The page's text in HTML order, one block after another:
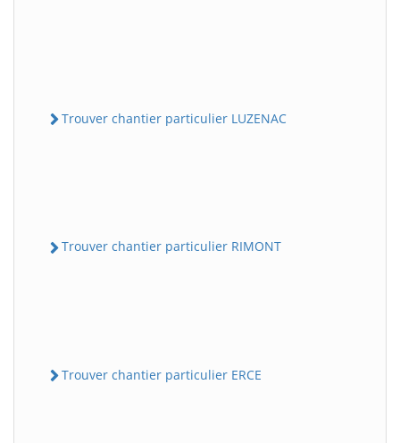
Trouver chantier particulier LUZENAC
Trouver chantier particulier RIMONT
Trouver chantier particulier ERCE